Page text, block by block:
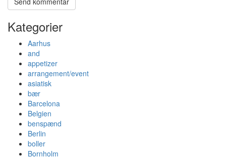
Kategorier
Aarhus
and
appetizer
arrangement/event
asiatisk
bær
Barcelona
Belgien
benspænd
Berlin
boller
Bornholm